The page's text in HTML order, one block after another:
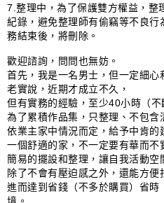
7.整理中，為了保護雙方權益，整
紀錄，避免整理師有偷竊等不良行
務結束後，將刪除。
歡迎諮詢，問問也無妨。
首先，我是一名男士，但一定細心
老實說，近期才成立不久，
但有實務的經驗，至少40小時（不
為了累積作品集，只整理、不包含
依業主家中情況而定，給予中肯的
一個舒適的家，不一定要有華而不
簡易的擺設和整理，讓自我活動空
除了不會有壓迫感之外，還能方便
進而達到省錢（不多於購買）省時